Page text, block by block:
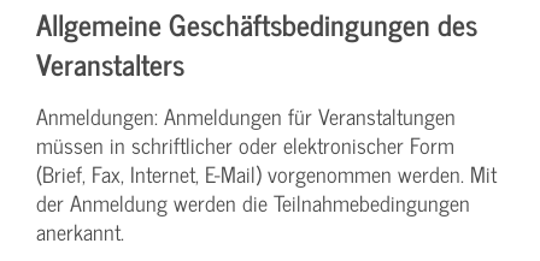
Allgemeine Geschäftsbedingungen des
Veranstalters
Anmeldungen: Anmeldungen für Veranstaltungen
müssen in schriftlicher oder elektronischer Form
(Brief, Fax, Internet, E-Mail) vorgenommen werden. Mit
der Anmeldung werden die Teilnahme­bedingungen
anerkannt.